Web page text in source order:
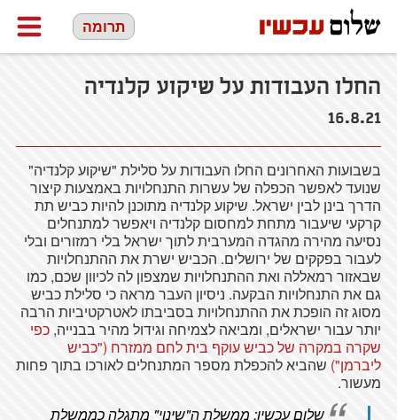
תרומה
החלו העבודות על שיקוע קלנדיה
16.8.21
בשבועות האחרונים החלו העבודות על סלילת "שיקוע קלנדיה"
שנועד לאפשר הכפלה של עשרות התנחלויות באמצעות קיצור
הדרך בינן לבין ישראל. שיקוע קלנדיה מתוכנן להיות כביש תת
קרקעי שיעבור מתחת למחסום קלנדיה ויאפשר למתנחלים
נסיעה מהירה מהגדה המערבית לתוך ישראל בלי רמזורים ובלי
לעבור בפקקים של ירושלים. הכביש ישרת את ההתנחלויות
שבאזור רמאללה ואת ההתנחלויות שמצפון לה לכיוון שכם, כמו
גם את התנחלויות הבקעה. ניסיון העבר מראה כי סלילת כביש
מסוג זה הופכת את ההתנחלויות בסביבתו לאטרקטיביות הרבה
יותר עבור ישראלים, ומביאה לצמיחה וגידול מהיר בבנייה, כפי
שקרה במקרה של כביש עוקף בית לחם ממזרח ("כביש
ליברמן") שהביא להכפלת מספר המתנחלים לאורכו בתוך פחות
מעשור.
שלום עכשיו: ממשלת ה"שינוי" מתגלה כממשלת